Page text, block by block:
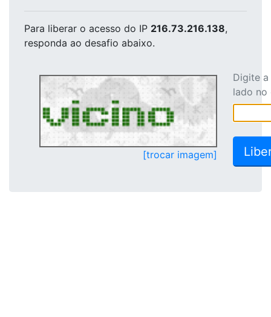
Para liberar o acesso do IP 216.73.216.138,
responda ao desafio abaixo.
[trocar imagem]
Digite
lado no